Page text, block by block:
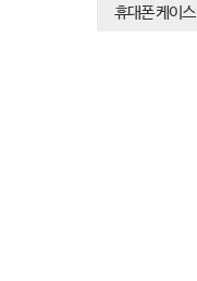
휴대폰 케이스